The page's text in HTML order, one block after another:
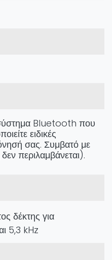
Bluetooth που
ειδικές
σας. Συμβατό με
περιλαμβάνεται).
δέκτης για
5,3 kHz